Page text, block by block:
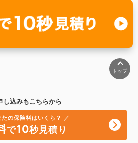
トップ
し込みもこちらから
たの保険料はいくら？ ／
で10秒見積り